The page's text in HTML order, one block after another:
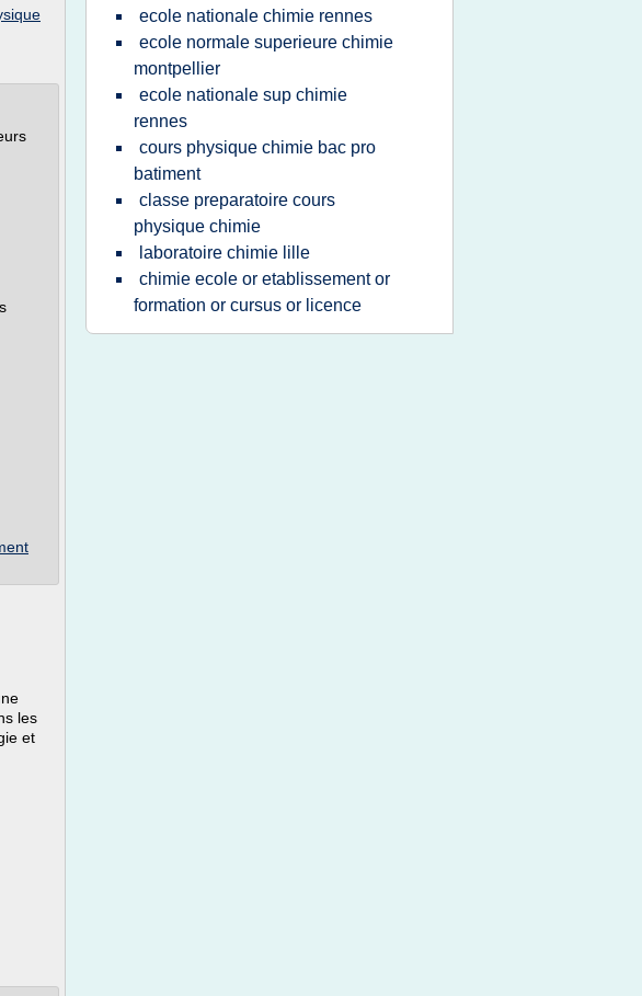
les
et
ecole nationale chimie rennes
ecole normale superieure chimie
montpellier
ecole nationale sup chimie
rennes
cours physique chimie bac pro
batiment
classe preparatoire cours
physique chimie
laboratoire chimie lille
chimie ecole or etablissement or
formation or cursus or licence